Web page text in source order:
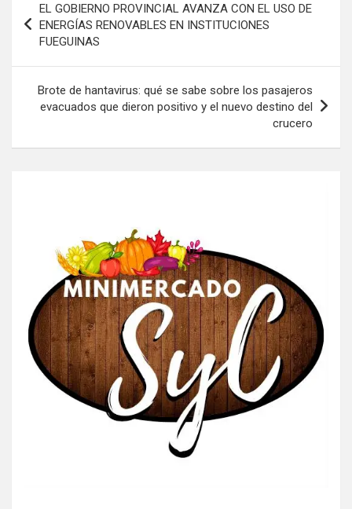
de
entradas
EL GOBIERNO PROVINCIAL AVANZA CON EL USO DE
ENERGÍAS RENOVABLES EN INSTITUCIONES
FUEGUINAS
Brote de hantavirus: qué se sabe sobre los pasajeros
evacuados que dieron positivo y el nuevo destino del
crucero